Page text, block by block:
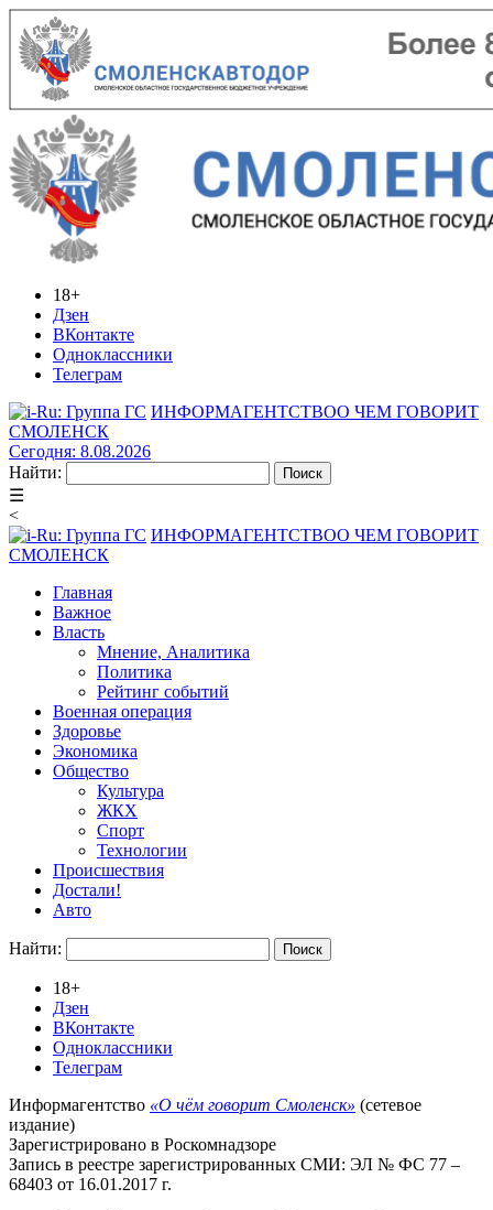
18+
Дзен
ВКонтакте
Одноклассники
Телеграм
ИНФОРМАГЕНТСТВОО ЧЕМ ГОВОРИТ
СМОЛЕНСК
Сегодня: 8.08.2026
Найти:
☰
<
ИНФОРМАГЕНТСТВОО ЧЕМ ГОВОРИТ
СМОЛЕНСК
Главная
Важное
Власть
Мнение, Аналитика
Политика
Рейтинг событий
Военная операция
Здоровье
Экономика
Общество
Культура
ЖКХ
Спорт
Технологии
Происшествия
Достали!
Авто
Найти:
18+
Дзен
ВКонтакте
Одноклассники
Телеграм
Информагентство «О чём говорит Смоленск» (сетевое
издание)
Зарегистрировано в Роскомнадзоре
Запись в реестре зарегистрированных СМИ: ЭЛ № ФС 77 –
68403 от 16.01.2017 г.